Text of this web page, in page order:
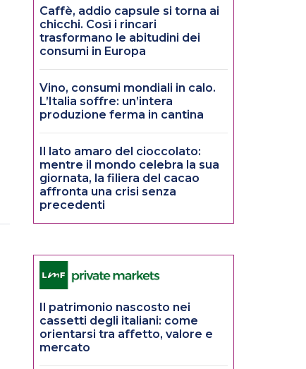
Caffè, addio capsule si torna ai
chicchi. Così i rincari
trasformano le abitudini dei
consumi in Europa
Vino, consumi mondiali in calo.
L’Italia soffre: un’intera
produzione ferma in cantina
Il lato amaro del cioccolato:
mentre il mondo celebra la sua
giornata, la filiera del cacao
affronta una crisi senza
precedenti
Il patrimonio nascosto nei
cassetti degli italiani: come
orientarsi tra affetto, valore e
mercato